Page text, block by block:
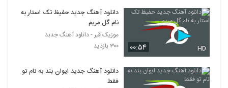
۰۰:۵۴ HD
دانلود آهنگ جدید حفیظ تک استار به
نام گل مریم
موزیک قیر - دانلود آهنگ جدبد
۳۰۰ بازدید
دانلود آهنگ جدید ایوان بند به نام تو
فقط